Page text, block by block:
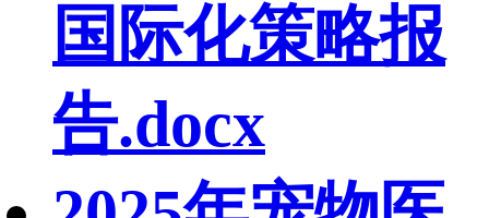
国际化策略报
告.docx